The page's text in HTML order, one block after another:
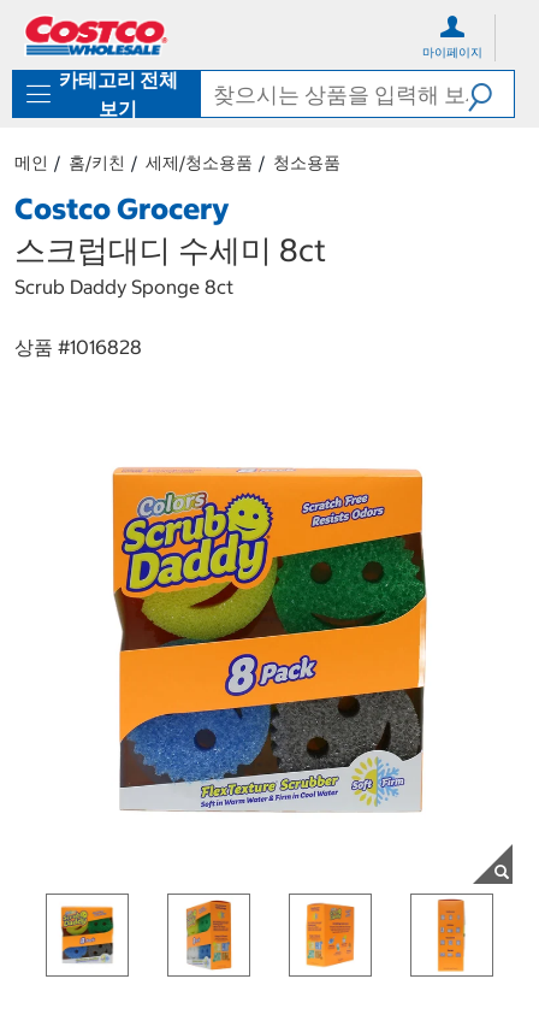
로
기
가
마이페이지
카테고리 전체
보기
메인 홈/키친 세제/청소용품 청소용품
Costco Grocery
스크럽대디 수세미 8ct
Scrub Daddy Sponge 8ct
상품 #1016828